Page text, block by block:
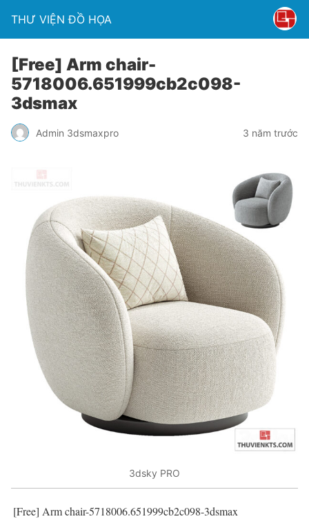
THƯ VIỆN ĐỒ HỌA
[Free] Arm chair-
5718006.651999cb2c098-
3dsmax
Admin 3dsmaxpro 3 năm trước
3dsky PRO
[Free] Arm chair-5718006.651999cb2c098-3dsmax